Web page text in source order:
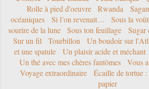
Rolle à pied d'oeuvre
Rwanda
océaniques
Si l’on revenait… Sous la
sourire de la lune
Sous ton feuillage Sugar
Sur un fil
Tourbillon Un boudoir sur
et une spatule
Un plaisir acide et méchant
Un thé avec mes chères fantômes
Vous
Voyage extraordinaire
Écaille de tortue :
papier